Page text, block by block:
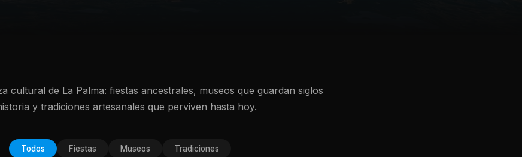
cultural de La Palma: fiestas ancestrales, museos que guardan siglos
y tradiciones artesanales que perviven hasta hoy.
Todos Fiestas Museos Tradiciones